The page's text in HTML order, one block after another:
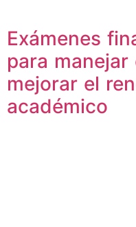
Exámenes
para
mejorar el
académico